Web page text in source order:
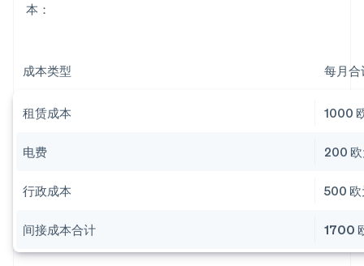
本：
成本类型 每月合
租赁成本 1000
电费 200
行政成本 500
间接成本合计 1700